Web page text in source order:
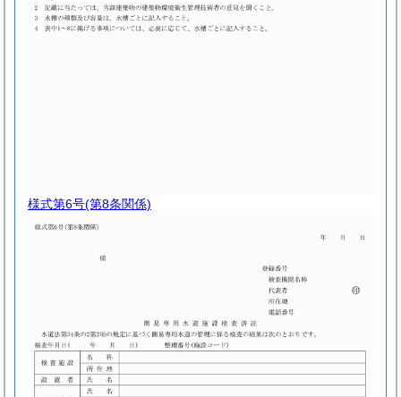
様式第6号(第8条関係)